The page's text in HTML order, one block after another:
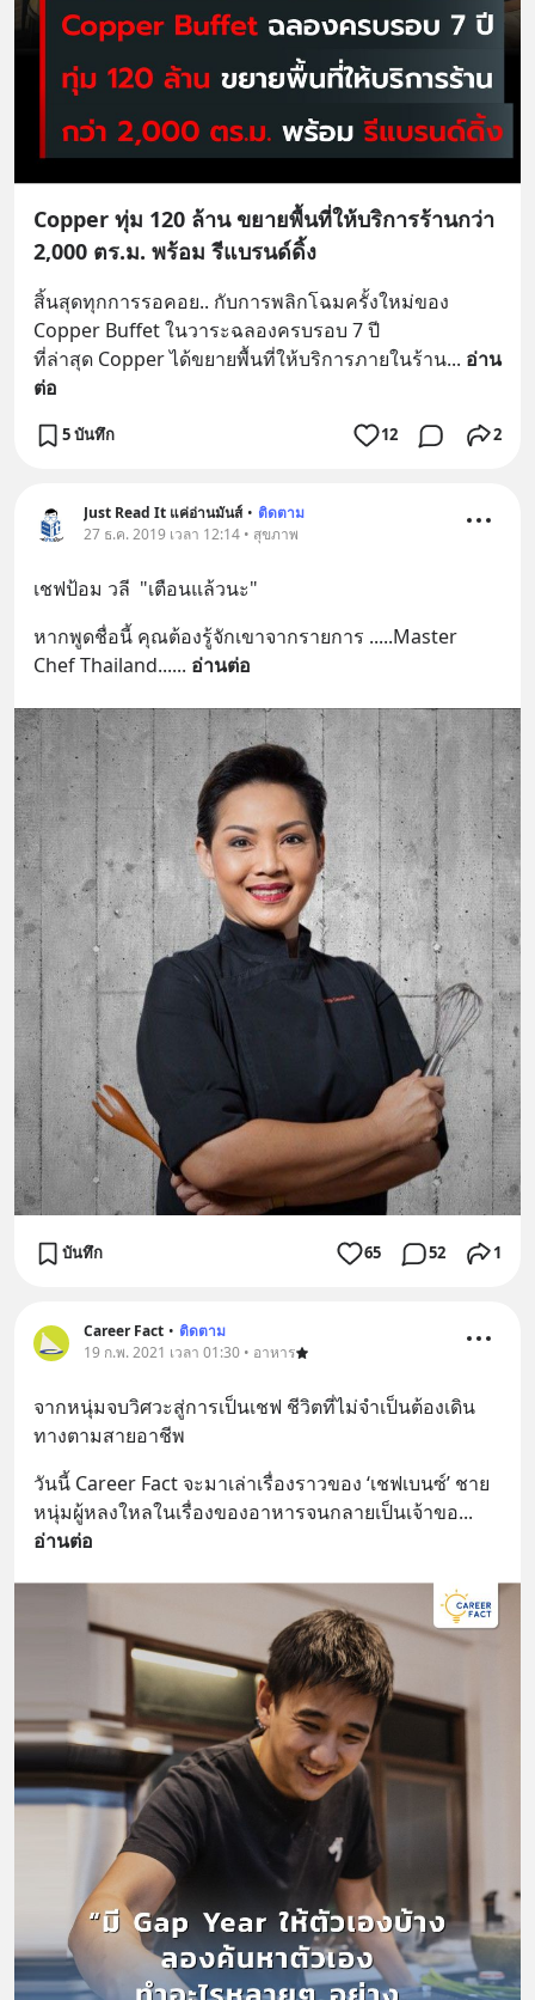
Copper ทุ่ม 120 ล้าน ขยายพื้นที่ให้บริการร้านกว่า
2,000 ตร.ม. พร้อม รีแบรนด์ดิ้ง
สิ้นสุดทุกการรอคอย.. กับการพลิกโฉมครั้งใหม่ของ
Copper Buffet ในวาระฉลองครบรอบ 7 ปี
ที่ล่าสุด Copper ได้ขยายพื้นที่ให้บริการภายในร้าน... อ่าน
ต่อ
5 บันทึก 12 2
Just Read It แค่อ่านมันส์ • ติดตาม
27 ธ.ค. 2019 เวลา 12:14 • สุขภาพ
เชฟป้อม วลี  "เตือนแล้วนะ"
หากพูดชื่อนี้ คุณต้องรู้จักเขาจากรายการ .....Master
Chef Thailand...... อ่านต่อ
บันทึก 65 52 1
Career Fact • ติดตาม
19 ก.พ. 2021 เวลา 01:30 • อาหาร
จากหนุ่มจบวิศวะสู่การเป็นเชฟ ชีวิตที่ไม่จำเป็นต้องเดิน
ทางตามสายอาชีพ
วันนี้ Career Fact จะมาเล่าเรื่องราวของ ‘เชฟเบนซ์’ ชาย
หนุ่มผู้หลงใหลในเรื่องของอาหารจนกลายเป็นเจ้าขอ
อ่านต่อ